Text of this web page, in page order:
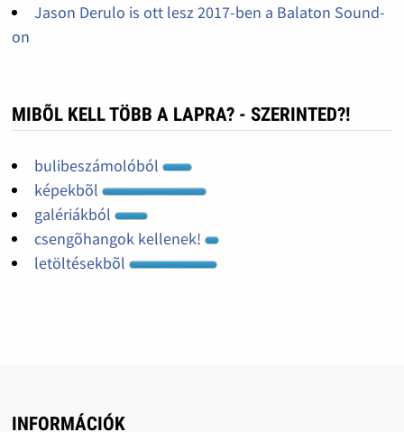
Jason Derulo is ott lesz 2017-ben a Balaton Sound-
on
MIBÕL KELL TÖBB A LAPRA? - SZERINTED?!
bulibeszámolóból
képekbõl
galériákból
csengõhangok kellenek!
letöltésekbõl
INFORMÁCIÓK